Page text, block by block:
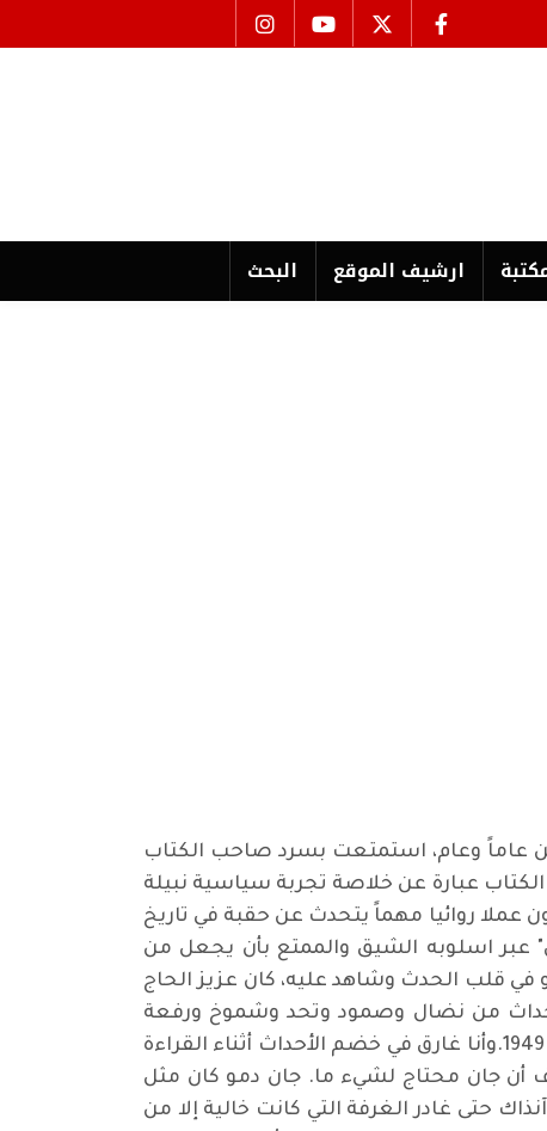
ارشیف الموقع البحث
عاماً وعام، استمتعت بسرد صاحب الكتاب
عبارة عن خلاصة تجربة سياسية نبيلة
عملا روائيا مهماً يتحدث عن حقبة في تاريخ
عبر اسلوبه الشيق والممتع بأن يجعل من
في قلب الحدث وشاهد عليه، كان عزيز الحاج
من نضال وصمود وتحد وشموخ ورفعة
خاصة حين تحدث عن رفيقه يوسف سلمان يوسف (فهد) وعن سجنه في مدينة الكوت قبل اعدامه عام 1949.وأنا غارق في خضم الأحداث أثناء القراءة
أن جان محتاج لشيء ما. جان دمو كان مثل
حتى غادر الغرفة التي كانت خالية إلا من